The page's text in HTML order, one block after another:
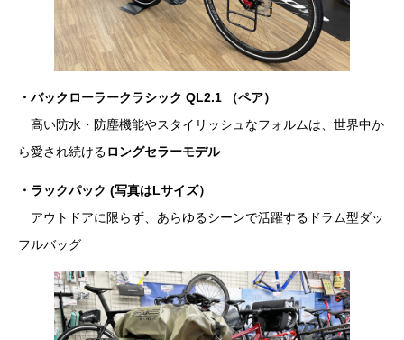
・バックローラークラシック QL2.1 （ペア）
高い防水・防塵機能やスタイリッシュなフォルムは、世界中か
ら愛され続けるロングセラーモデル
・ラックパック (写真はLサイズ）
アウトドアに限らず、あらゆるシーンで活躍するドラム型ダッ
フルバッグ